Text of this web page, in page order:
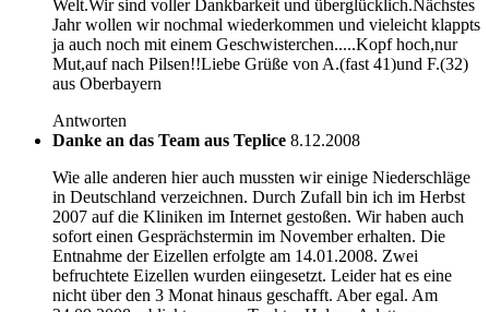
Welt.Wir sind voller Dankbarkeit und überglücklich.Nächstes
Jahr wollen wir nochmal wiederkommen und vieleicht klappts
ja auch noch mit einem Geschwisterchen.....Kopf hoch,nur
Mut,auf nach Pilsen!!Liebe Grüße von A.(fast 41)und F.(32)
aus Oberbayern
Antworten
Danke an das Team aus Teplice 8.12.2008
Wie alle anderen hier auch mussten wir einige Niederschläge
in Deutschland verzeichnen. Durch Zufall bin ich im Herbst
2007 auf die Kliniken im Internet gestoßen. Wir haben auch
sofort einen Gesprächstermin im November erhalten. Die
Entnahme der Eizellen erfolgte am 14.01.2008. Zwei
befruchtete Eizellen wurden eiingesetzt. Leider hat es eine
nicht über den 3 Monat hinaus geschafft. Aber egal. Am